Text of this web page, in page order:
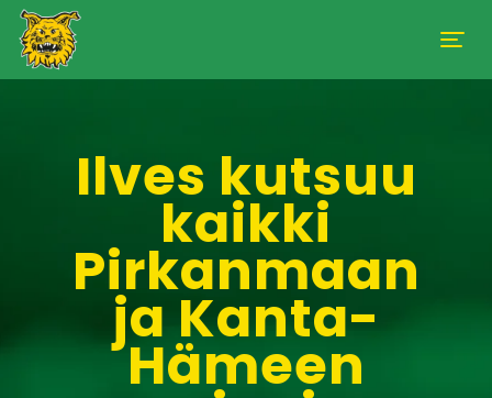
Ilves kutsuu
kaikki
Pirkanmaan
ja Kanta-
Hämeen